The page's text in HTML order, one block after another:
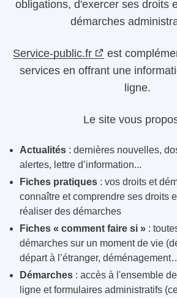
obligations, d'exercer ses droits
démarches
Service-public.fr
est
services en offrant une
ligne.
Le site vous
Actualités : dernières nouvelles,
alertes, lettre d’information...
Fiches pratiques : vos droits et
connaître et comprendre ses droits
réaliser des démarches
Fiches « comment faire si » :
démarches sur un moment de vie
départ à l’étranger,
Démarches : accès à l'ensemble
ligne et formulaires administratifs